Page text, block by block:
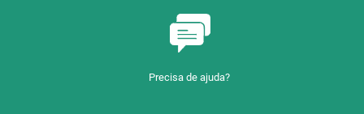
Precisa de ajuda?